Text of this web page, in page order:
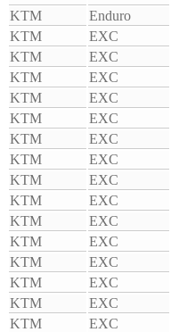
KTM
Enduro
KTM
EXC
KTM
EXC
KTM
EXC
KTM
EXC
KTM
EXC
KTM
EXC
KTM
EXC
KTM
EXC
KTM
EXC
KTM
EXC
KTM
EXC
KTM
EXC
KTM
EXC
KTM
EXC
KTM
EXC